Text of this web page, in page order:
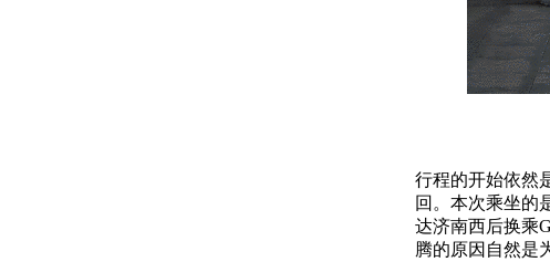
行程的开始依然
回。本次乘坐的
达济南西后换乘
腾的原因自然是